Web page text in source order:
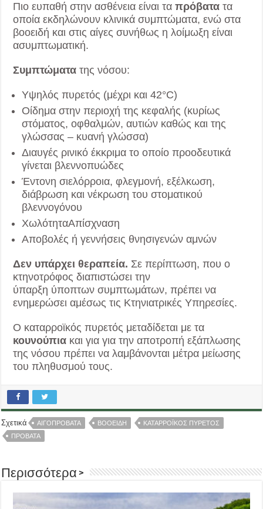
Πιο ευπαθή στην ασθένεια είναι ταπρόβατα τα
οποία εκδηλώνουν κλινικά συμπτώματα, ενώ στα
βοοειδή και στις αίγες συνήθως η λοίμωξη είναι
ασυμπτωματική.
Συμπτώματα της νόσου:
Υψηλός πυρετός (μέχρι και 42°C)
Οίδημα στην περιοχή της κεφαλής (κυρίως
στόματος, οφθαλμών, αυτιών καθώς και της
γλώσσας – κυανή γλώσσα)
Διαυγές ρινικό έκκριμα το οποίο προοδευτικά
γίνεται βλεννοπυώδες
Έντονη σιελόρροια, φλεγμονή, εξέλκωση,
διάβρωση και νέκρωση του στοματικού
βλεννογόνου
ΧωλότηταΑπίσχναση
Αποβολές ή γεννήσεις θνησιγενών αμνών
Δεν υπάρχει θεραπεία. Σε περίπτωση, που ο
κτηνοτρόφος διαπιστώσει την
ύπαρξη ύποπτων συμπτωμάτων, πρέπει να
ενημερώσει αμέσως τις Κτηνιατρικές Υπηρεσίες.
Ο καταρροϊκός πυρετός μεταδίδεται με τα
κουνούπια και για για την αποτροπή εξάπλωσης
της νόσου πρέπει να λαμβάνονται μέτρα μείωσης
του πληθυσμού τους.
Σχετικά ΑΙΓΟΠΡΟΒΑΤΑ ΒΟΟΕΙΔΗ
ΚΑΤΑΡΡΟΪΚΟΣ ΠΥΡΕΤΟΣ
ΠΡΟΒΑΤΑ
Περισσότερα >